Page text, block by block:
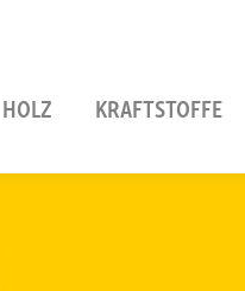
HOLZ KRAFTSTOFFE